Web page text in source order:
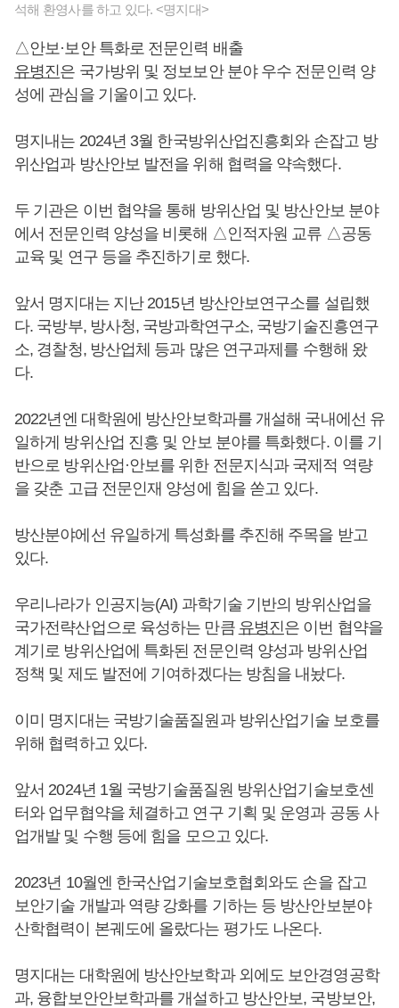
석해 환영사를 하고 있다. <명지대>
△안보·보안 특화로 전문인력 배출
유병진은 국가방위 및 정보보안 분야 우수 전문인력 양
성에 관심을 기울이고 있다.
명지내는 2024년 3월 한국방위산업진흥회와 손잡고 방
위산업과 방산안보 발전을 위해 협력을 약속했다.
두 기관은 이번 협약을 통해 방위산업 및 방산안보 분야
에서 전문인력 양성을 비롯해 △인적자원 교류 △공동
교육 및 연구 등을 추진하기로 했다.
앞서 명지대는 지난 2015년 방산안보연구소를 설립했
다. 국방부, 방사청, 국방과학연구소, 국방기술진흥연구
소, 경찰청, 방산업체 등과 많은 연구과제를 수행해 왔
다.
2022년엔 대학원에 방산안보학과를 개설해 국내에선 유
일하게 방위산업 진흥 및 안보 분야를 특화했다. 이를 기
반으로 방위산업·안보를 위한 전문지식과 국제적 역량
을 갖춘 고급 전문인재 양성에 힘을 쏟고 있다.
방산분야에선 유일하게 특성화를 추진해 주목을 받고
있다.
우리나라가 인공지능(AI) 과학기술 기반의 방위산업을
국가전략산업으로 육성하는 만큼 유병진은 이번 협약을
계기로 방위산업에 특화된 전문인력 양성과 방위산업
정책 및 제도 발전에 기여하겠다는 방침을 내놨다.
이미 명지대는 국방기술품질원과 방위산업기술 보호를
위해 협력하고 있다.
앞서 2024년 1월 국방기술품질원 방위산업기술보호센
터와 업무협약을 체결하고 연구 기획 및 운영과 공동 사
업개발 및 수행 등에 힘을 모으고 있다.
2023년 10월엔 한국산업기술보호협회와도 손을 잡고
보안기술 개발과 역량 강화를 기하는 등 방산안보분야
산학협력이 본궤도에 올랐다는 평가도 나온다.
명지대는 대학원에 방산안보학과 외에도 보안경영공학
과, 융합보안안보학과를 개설하고 방산안보, 국방보안,